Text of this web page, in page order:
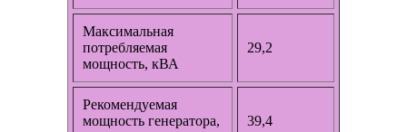
Максимальная
потребляемая
мощность, кВА
29,2
Рекомендуемая
мощность генератора,
39,4